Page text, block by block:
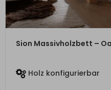
ZUM
Sion Massivholzbett –
Holz konfigurierbar